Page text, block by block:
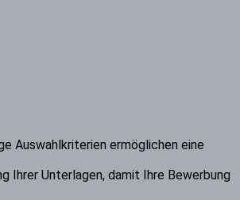
Auswahlkriterien ermöglichen eine
Ihrer Unterlagen, damit Ihre Bewerbung